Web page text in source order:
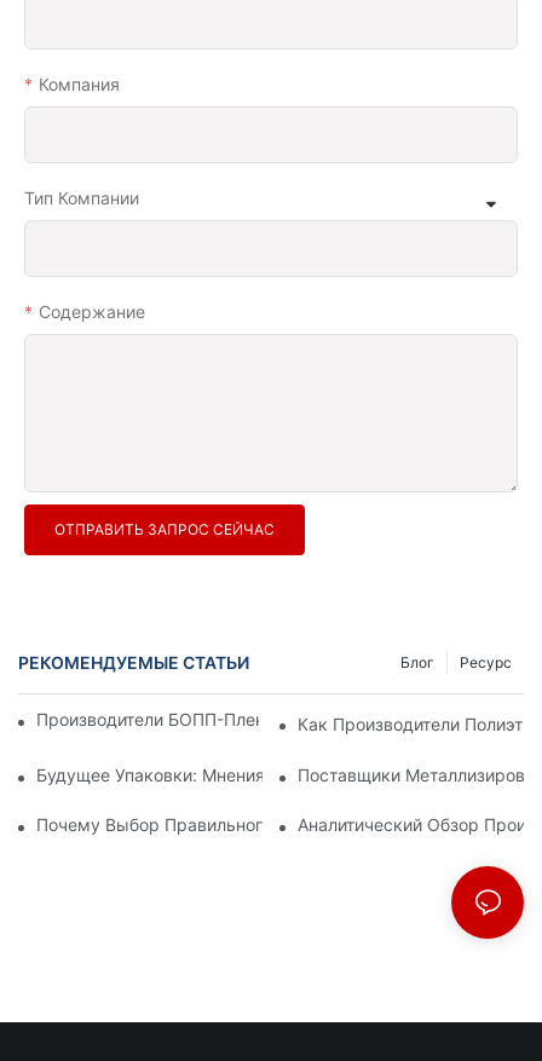
Компания
Тип Компании
Содержание
ОТПРАВИТЬ ЗАПРОС СЕЙЧАС
РЕКОМЕНДУЕМЫЕ СТАТЬИ Ресурс
Блог
Производители БОПП-Пленки: Основа Гибкой Упаковки
Как Производители
Будущее Упаковки: Мнения Ведущих Производителей
Поставщики
Почему Выбор Правильного Поставщика БОПП-Пленки
Аналитический Обзор